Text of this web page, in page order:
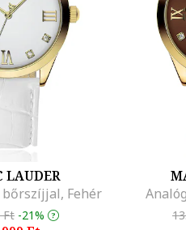
LAUDER
bőrszíjjal, Fehér
Ft -21%